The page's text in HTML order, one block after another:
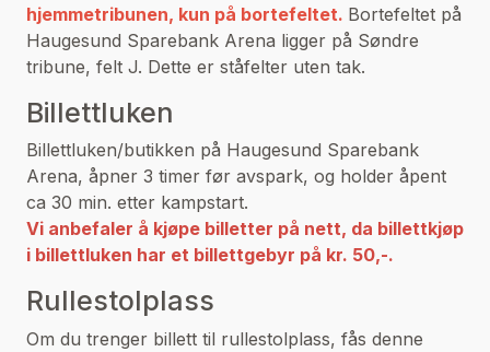
hjemmetribunen, kun på bortefeltet. Bortefeltet på
Haugesund Sparebank Arena ligger på Søndre
tribune, felt J. Dette er ståfelter uten tak.
Billettluken
Billettluken/butikken på Haugesund Sparebank
Arena, åpner 3 timer før avspark, og holder åpent
ca 30 min. etter kampstart.
Vi anbefaler å kjøpe billetter på nett, da billettkjøp
i billettluken har et billettgebyr på kr. 50,-.
Rullestolplass
Om du trenger billett til rullestolplass, fås denne